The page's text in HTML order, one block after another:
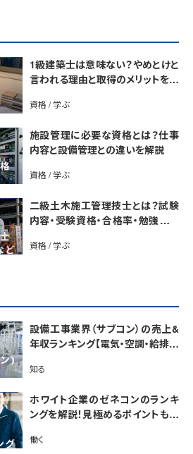
1級建築士は意味ない？やめとけと
言われる理由と取得のメリットを解
資格 / 学ぶ
施設管理に必要な資格とは？仕事
内容と設備管理との違いを解説
資格 / 学ぶ
二級土木施工管理技士とは？試験
内容・受験資格・合格率・勉強法を
資格 / 学ぶ
設備工事業界（サブコン）の売上&
年収ランキング【電気・空調・給排水
市場規模も解説
知る
ホワイト企業のゼネコンのランキ
ングを解説！見極めるポイントも紹
働く